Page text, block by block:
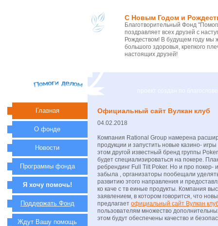
С Новым Годом и
Благотворительный Фонд
поздравляет всех друзей с
Рождеством! В будущем году
большого здоровья, крепкого
настоящих друзей!
проект создан по
Официальный сайт Вулкан клуб
04.02.2018
Компания Rational Group намерена
продукции и запустить новые казино-
этом другой известный бренд группы
будет специализироваться на покере.
ребрендинг Full Tilt Poker. Но и про покер-
забыла , организаторы пообещали
развитию этого направления и
ко каче с тв еиные продукты. Компания
заявлением, в котором говорится, что
предлагает официальный сайт Вулкан
пользователям множество
этом будут обеспечены качество и
Главная
О фонде
Новости
Программы фонда
Я хочу помочь!
Поддержать Фонд
Ждут Вашу помощь